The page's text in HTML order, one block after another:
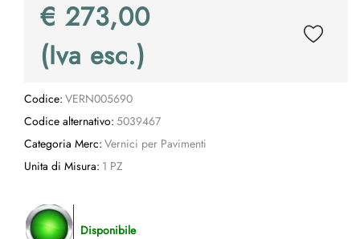
€ 273,00
(Iva esc.)
Codice: VERN005690
Codice alternativo: 5039467
Categoria Merc: Vernici per Pavimenti
Unita di Misura: 1 PZ
Disponibile